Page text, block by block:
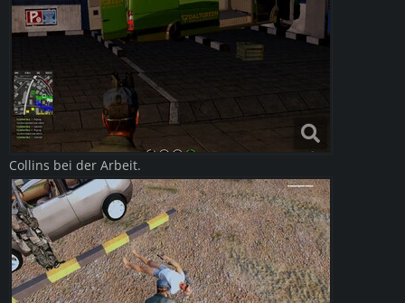
Collins bei der Arbeit.